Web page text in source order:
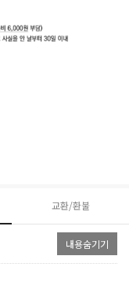
교환/환불
내용숨기기